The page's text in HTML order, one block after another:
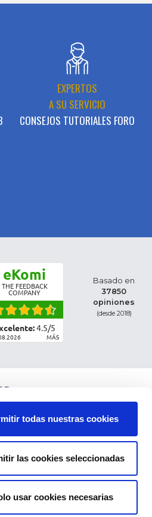
todas nuestras cookies
las cookies seleccionadas
usar cookies necesarias
EXPERTOS
A SU SERVICIO
CONSEJOS TUTORIALES FORO
eKomi
THE FEEDBACK
COMPANY
4.5/5
MÁS
Basado en
37850
opiniones
(desde 2018)
DE LAS PIEZAS
GENERALES DE VENTA
Y COOKIES
ENVÍO